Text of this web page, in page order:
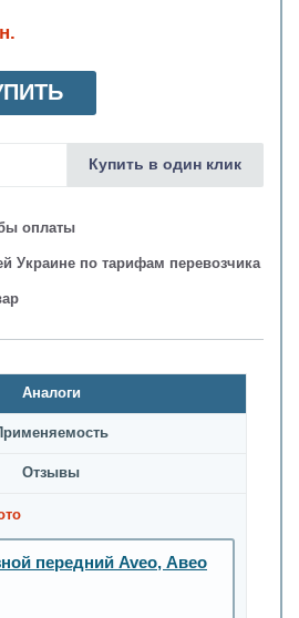
оплаты
Украине по тарифам перевозчика
Купить в один клик
Аналоги
Oтзывы
передний Aveo, Авео